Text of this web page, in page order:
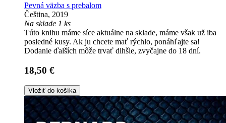
Pevná väzba s prebalom
Čeština, 2019
Na sklade 1 ks
Túto knihu máme síce aktuálne na sklade, máme však už iba
posledné kusy. Ak ju chcete mať rýchlo, ponáhľajte sa!
Dodanie ďalších môže trvať dlhšie, zvyčajne do 18 dní.
18,50 €
Vložiť do košíka